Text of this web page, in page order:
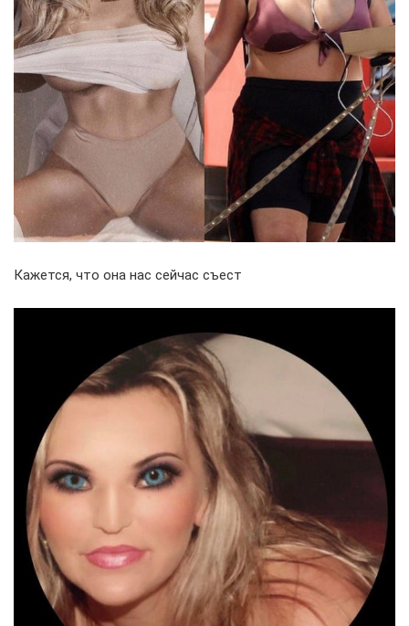
Кажется, что она нас сейчас съест